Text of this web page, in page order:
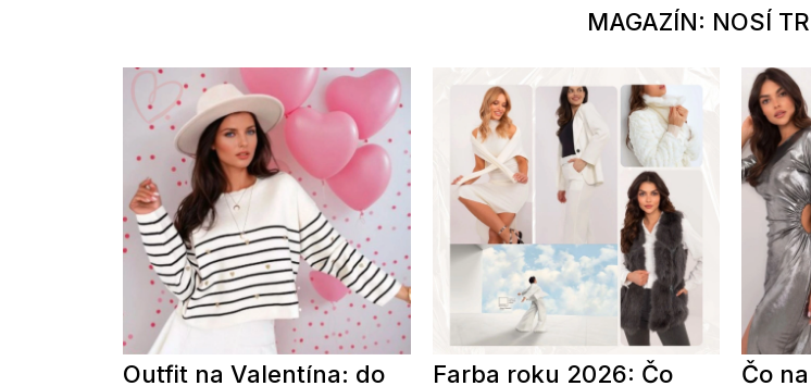
MAGAZÍN: NOSÍ
Outfit na Valentína: do
Farba roku 2026: Čo
Čo